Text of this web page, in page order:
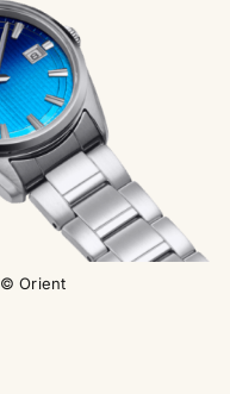
© Orient